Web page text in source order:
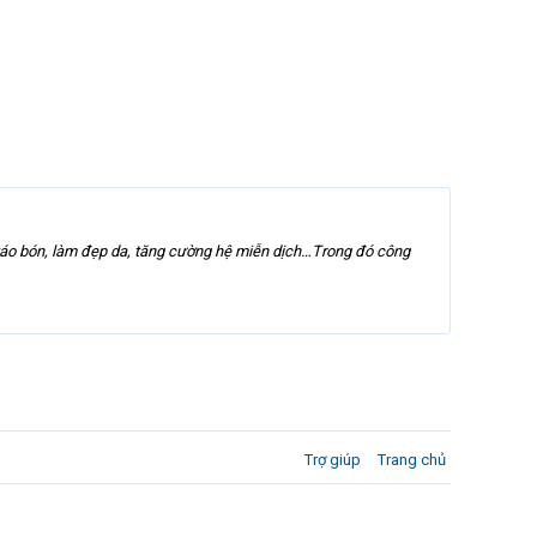
bón, làm đẹp da, tăng cường hệ miễn dịch…Trong đó công
Trợ giúp Trang chủ